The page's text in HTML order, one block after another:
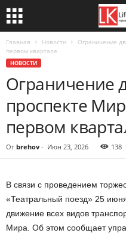
Главная Новости
Ограничение
первом квартале
НОВОСТИ
Ограничение
проспекте
первом
От brehov - Июн 23, 2026 138
В связи с проведением
«Театральный поезд» 25
движение всех видов
Мира. Об этом сообщает